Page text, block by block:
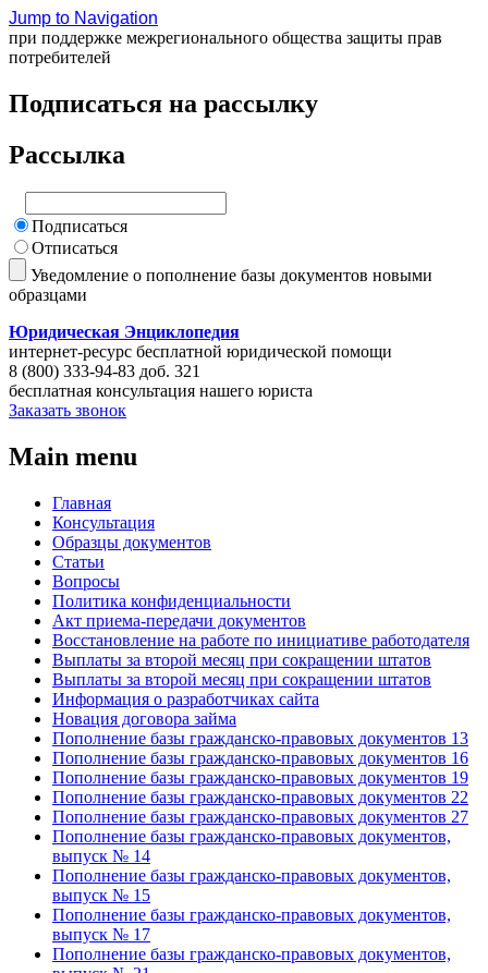
Jump to Navigation
при поддержке межрегионального общества защиты прав
потребителей
Подписаться на рассылку
Рассылка
Подписаться
Отписаться
Уведомление о пополнение базы документов новыми
образцами
Юридическая Энциклопедия
интернет-ресурс бесплатной юридической помощи
8 (800) 333-94-83 доб. 321
бесплатная консультация нашего юриста
Заказать звонок
Main menu
Главная
Консультация
Образцы документов
Статьи
Вопросы
Политика конфиденциальности
Акт приема-передачи документов
Восстановление на работе по инициативе работодателя
Выплаты за второй месяц при сокращении штатов
Выплаты за второй месяц при сокращении штатов
Информация о разработчиках сайта
Новация договора займа
Пополнение базы гражданско-правовых документов 13
Пополнение базы гражданско-правовых документов 16
Пополнение базы гражданско-правовых документов 19
Пополнение базы гражданско-правовых документов 22
Пополнение базы гражданско-правовых документов 27
Пополнение базы гражданско-правовых документов,
выпуск № 14
Пополнение базы гражданско-правовых документов,
выпуск № 15
Пополнение базы гражданско-правовых документов,
выпуск № 17
Пополнение базы гражданско-правовых документов,